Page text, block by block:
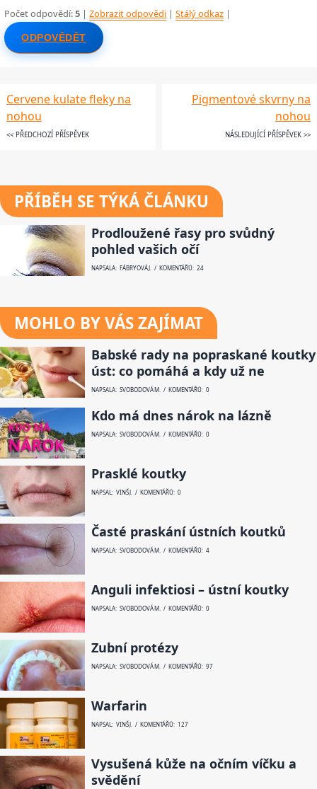
Počet odpovědí:5 |Zobrazit odpovědi |Stálý odkaz |
ODPOVĚDĚT
Cervene kulate fleky na
nohou
<< PŘEDCHOZÍ PŘÍSPĚVEK
Pigmentové skvrny na
nohou
NÁSLEDUJÍCÍ PŘÍSPĚVEK >>
PŘÍBĚH SE TÝKÁ ČLÁNKU
Prodloužené řasy pro svůdný
pohled vašich očí
NAPSALA: FÁBRYOVÁ J. / KOMENTÁŘŮ: 24
MOHLO BY VÁS ZAJÍMAT
Babské rady na popraskané koutky
úst: co pomáhá a kdy už ne
NAPSALA: SVOBODOVÁ M. / KOMENTÁŘŮ: 0
Kdo má dnes nárok na lázně
NAPSALA: SVOBODOVÁ M. / KOMENTÁŘŮ: 0
Prasklé koutky
NAPSAL: VINŠ J. / KOMENTÁŘŮ: 0
Časté praskání ústních koutků
NAPSALA: SVOBODOVÁ M. / KOMENTÁŘŮ: 4
Anguli infektiosi – ústní koutky
NAPSALA: SVOBODOVÁ M. / KOMENTÁŘŮ: 0
Zubní protézy
NAPSALA: SVOBODOVÁ M. / KOMENTÁŘŮ: 97
Warfarin
NAPSAL: VINŠ J. / KOMENTÁŘŮ: 127
Vysušená kůže na očním víčku a
svědění